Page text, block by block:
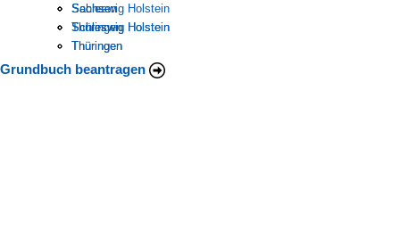
Schleswig Holstein
Thüringen
Grundbuch beantragen
Sachsen
Schleswig Holstein
Thüringen
Sachsen
Schleswig Holstein
Thüringen